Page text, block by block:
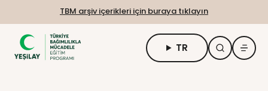
TBM arşiv içerikleri için buraya tıklayın
TR